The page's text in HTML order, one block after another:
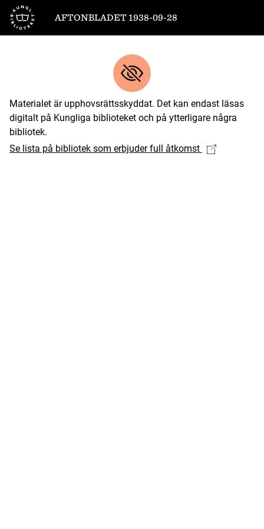
Till startsidan
AFTONBLADET 1938-09-28
Materialet är upphovsrättsskyddat. Det kan endast läsas
digitalt på Kungliga biblioteket och på ytterligare några
bibliotek.
Se lista på bibliotek som erbjuder full åtkomst